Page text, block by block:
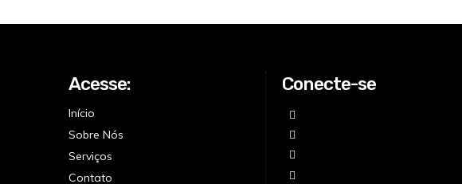
Acesse:
Início
Sobre Nós
Serviços
Contato
Conecte-se